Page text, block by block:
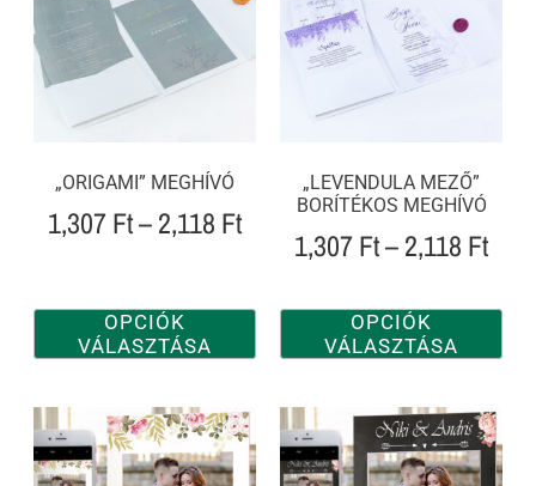
„ORIGAMI” MEGHÍVÓ
1,307Ft–2,118 Ft
OPCIÓK
VÁLASZTÁSA
„LEVENDULA MEZŐ”
BORÍTÉKOS MEGHÍVÓ
1,307Ft–2,118 Ft
OPCIÓK
VÁLASZTÁSA